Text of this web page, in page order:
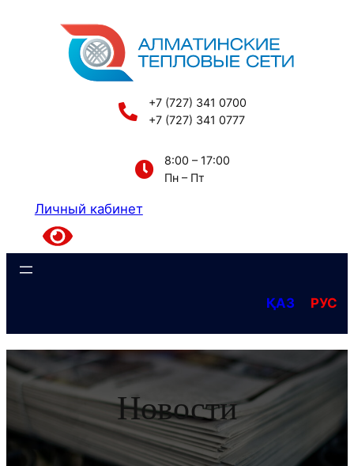
содержимому
+7 (727) 341 0700
+7 (727) 341 0777
8:00 – 17:00
Пн – Пт
Личный кабинет
ҚАЗ РУС
Новости